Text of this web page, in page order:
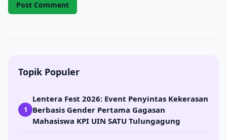
Topik Populer
1
Lentera Fest 2026: Event Penyintas Kekerasan
Berbasis Gender Pertama Gagasan
Mahasiswa KPI UIN SATU Tulungagung